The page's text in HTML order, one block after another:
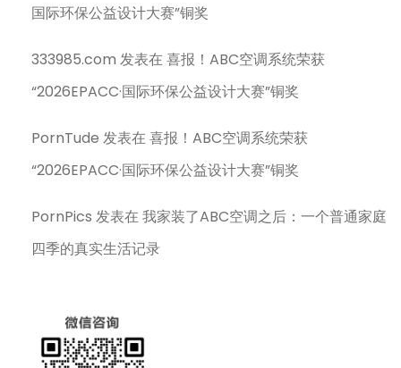
国际环保公益设计大赛”铜奖
333985.com 发表在喜报！ABC空调系统荣获
“2026EPACC·国际环保公益设计大赛”铜奖
PornTude 发表在喜报！ABC空调系统荣获
“2026EPACC·国际环保公益设计大赛”铜奖
PornPics 发表在我家装了ABC空调之后：一个普通家庭
四季的真实生活记录